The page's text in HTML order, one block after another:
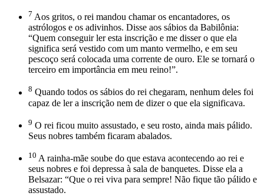
7 Aos gritos, o rei mandou chamar os encantadores, os
astrólogos e os adivinhos. Disse aos sábios da Babilônia:
“Quem conseguir ler esta inscrição e me disser o que ela
significa será vestido com um manto vermelho, e em seu
pescoço será colocada uma corrente de ouro. Ele se tornará o
terceiro em importância em meu reino!”.
8 Quando todos os sábios do rei chegaram, nenhum deles foi
capaz de ler a inscrição nem de dizer o que ela significava.
9 O rei ficou muito assustado, e seu rosto, ainda mais pálido.
Seus nobres também ficaram abalados.
10 A rainha-mãe soube do que estava acontecendo ao rei e
seus nobres e foi depressa à sala de banquetes. Disse ela a
Belsazar: “Que o rei viva para sempre! Não fique tão pálido e
assustado.